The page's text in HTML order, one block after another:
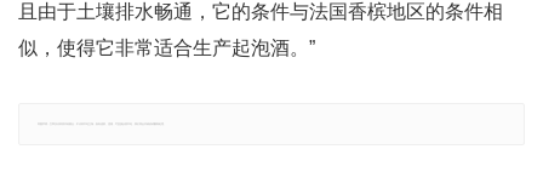
且由于土壤排水畅通，它的条件与法国香槟地区的条件相
似，使得它非常适合生产起泡酒。”